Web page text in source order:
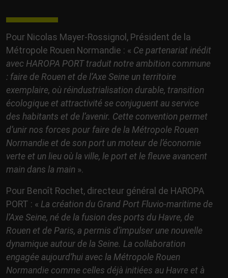
Pour Nicolas Mayer-Rossignol, Président de la
Métropole Rouen Normandie : « Ce partenariat inédit
avec HAROPA PORT traduit notre ambition commune
: faire de Rouen et de l’Axe Seine un territoire
exemplaire, où réindustrialisation durable, transition
écologique et attractivité se conjuguent au service
des habitants et de l’avenir. Cette convention permet
d’unir nos forces pour faire de la Métropole Rouen
Normandie et de son port un moteur de l’économie
verte et un lieu où la ville, le port et le fleuve avancent
main dans la main ».
Pour Benoît Rochet, directeur général de HAROPA
PORT : « La création du Grand Port Fluvio-maritime de
l’Axe Seine, né de la fusion des ports du Havre, de
Rouen et de Paris, a permis d’impulser une nouvelle
dynamique autour de la Seine. La collaboration
engagée aujourd’hui avec la Métropole Rouen
Normandie comme celles déjà initiées au Havre et à